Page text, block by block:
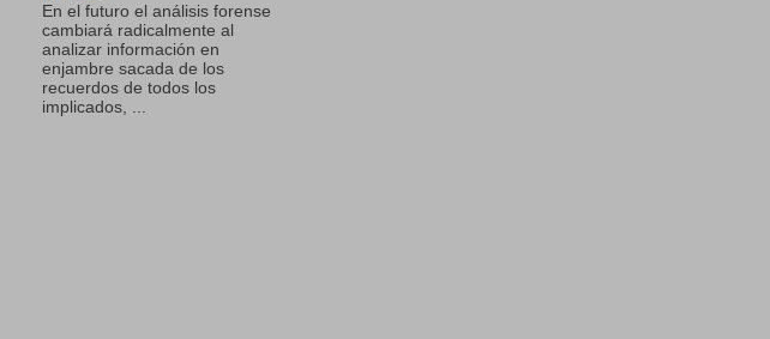
En el futuro el análisis forense
cambiará radicalmente al
analizar información en
enjambre sacada de los
recuerdos de todos los
implicados, ...